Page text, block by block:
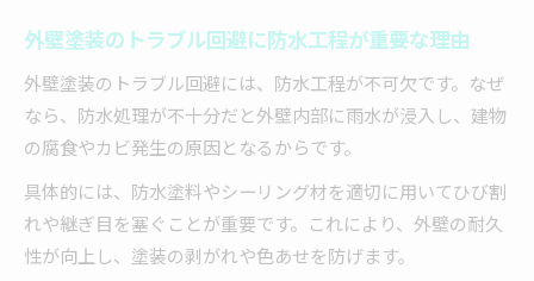
外壁防水のやり方や施工手順を解説
外壁塗装と防水工事の基本的なやり方を紹介
外壁塗装の防水工程で押さえるべき手順
防水塗装の正しい施工手順で安心の仕上がり
外壁塗装と防水の下地処理から仕上げまで
外壁防水工事で重要なコーキングと塗料の選び
方
外壁塗装のトラブル回避に防水工程が重要な理由
外壁塗装のトラブル回避には、防水工程が不可欠です。なぜ
なら、防水処理が不十分だと外壁内部に雨水が浸入し、建物
の腐食やカビ発生の原因となるからです。
具体的には、防水塗料やシーリング材を適切に用いてひび割
れや継ぎ目を塞ぐことが重要です。これにより、外壁の耐久
性が向上し、塗装の剥がれや色あせを防げます。